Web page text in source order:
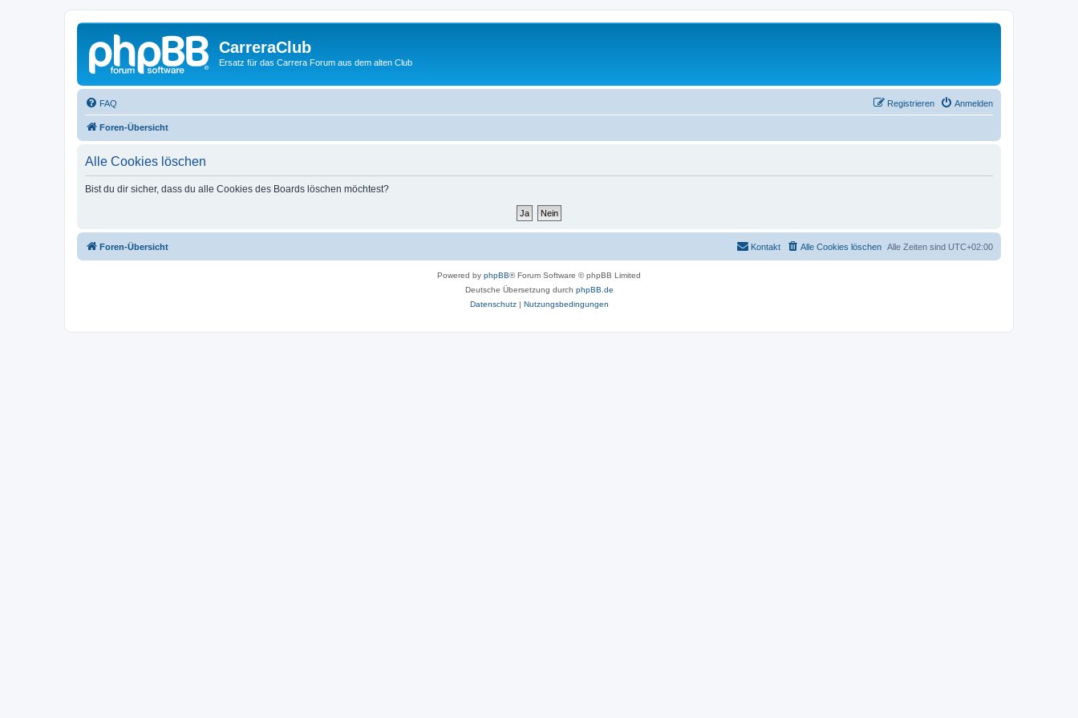
CarreraClub
Ersatz für das Carrera Forum aus dem alten Club
FAQ Anmelden
Registrieren
Foren-Übersicht
Alle Cookies löschen
Bist du dir sicher, dass du alle Cookies des Boards löschen möchtest?
Foren-Übersicht Alle Zeiten sind UTC+02:00
Alle Cookies löschen
Kontakt
Powered by phpBB® Forum Software © phpBB Limited
Deutsche Übersetzung durch phpBB.de
Datenschutz| Nutzungsbedingungen